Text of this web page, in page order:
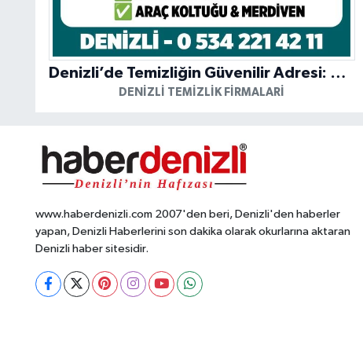
Denizli’de Temizliğin Güvenilir Adresi: Özkan Yerinde Yıkama
DENIZLI TEMIZLIK FIRMALARI
www.haberdenizli.com 2007'den beri, Denizli'den haberler
yapan, Denizli Haberlerini son dakika olarak okurlarına aktaran
Denizli haber sitesidir.